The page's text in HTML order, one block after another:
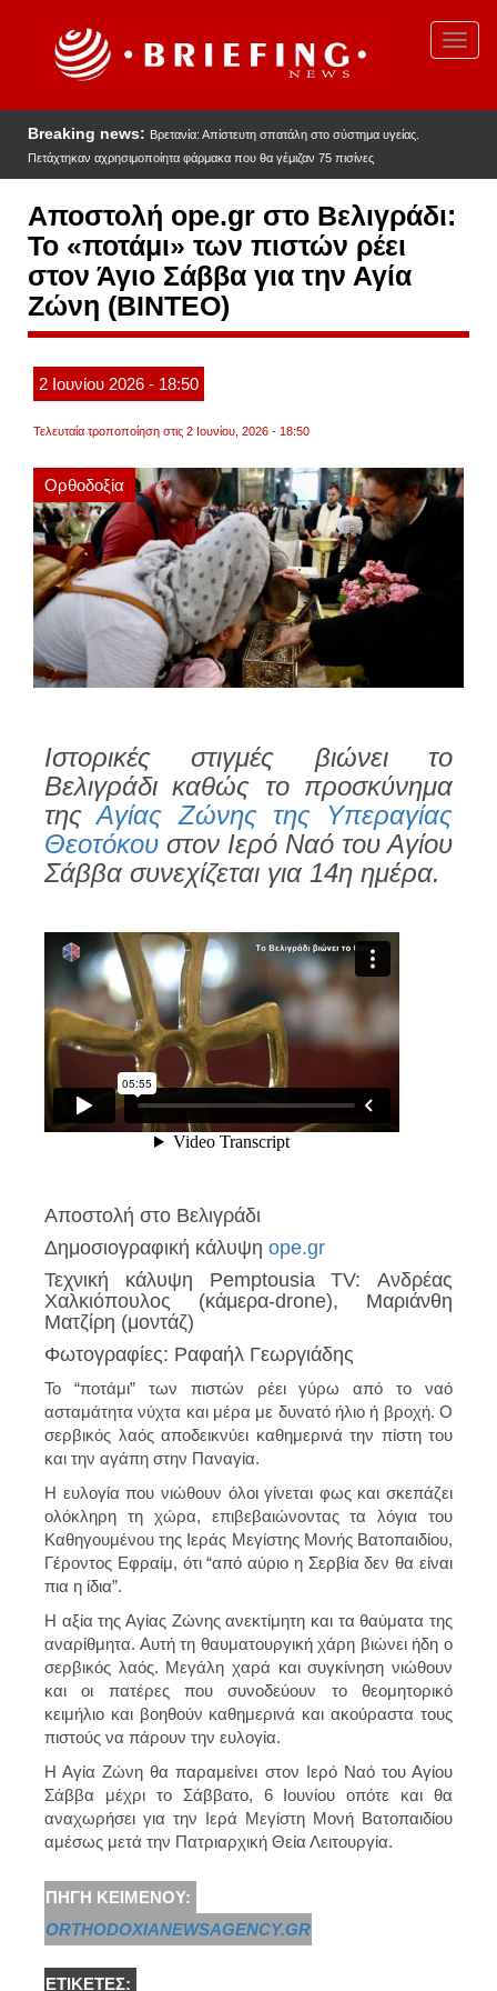
Breaking news: Βρετανία: Απίστευτη σπατάλη στο σύστημα υγείας.
Πετάχτηκαν αχρησιμοποίητα φάρμακα που θα γέμιζαν 75 πισίνες
Αποστολή ope.gr στο Βελιγράδι:
Το «ποτάμι» των πιστών ρέει
στον Άγιο Σάββα για την Αγία
Ζώνη (ΒΙΝΤΕΟ)
2 Ιουνίου 2026 - 18:50
Τελευταία τροποποίηση στις 2 Ιουνίου, 2026 - 18:50
Ορθοδοξία
Iστορικές στιγμές βιώνει το
Βελιγράδι καθώς το προσκύνημα
τηςΑγίας Ζώνης της Υπεραγίας
Θεοτόκου στον Ιερό Ναό του Αγίου
Σάββα συνεχίζεται για 14η ημέρα.
Αποστολή στο Βελιγράδι
Δημοσιογραφική κάλυψη ope.gr
Τεχνική κάλυψη Pemptousia TV: Ανδρέας
Χαλκιόπουλος (κάμερα-drone), Μαριάνθη
Ματζίρη (μοντάζ)
Φωτογραφίες: Ραφαήλ Γεωργιάδης
Το “ποτάμι” των πιστών ρέει γύρω από το ναό
ασταμάτητα νύχτα και μέρα με δυνατό ήλιο ή βροχή. Ο
σερβικός λαός αποδεικνύει καθημερινά την πίστη του
και την αγάπη στην Παναγία.
Η ευλογία που νιώθουν όλοι γίνεται φως και σκεπάζει
ολόκληρη τη χώρα, επιβεβαιώνοντας τα λόγια του
Καθηγουμένου της Ιεράς Μεγίστης Μονής Βατοπαιδίου,
Γέροντος Εφραίμ, ότι “από αύριο η Σερβία δεν θα είναι
πια η ίδια”.
Η αξία της Αγίας Ζώνης ανεκτίμητη και τα θαύματα της
αναρίθμητα. Αυτή τη θαυματουργική χάρη βιώνει ήδη ο
σερβικός λαός. Μεγάλη χαρά και συγκίνηση νιώθουν
και οι πατέρες που συνοδεύουν το θεομητορικό
κειμήλιο και βοηθούν καθημερινά και ακούραστα τους
πιστούς να πάρουν την ευλογία.
Η Αγία Ζώνη θα παραμείνει στον Ιερό Ναό του Αγίου
Σάββα μέχρι το Σάββατο, 6 Ιουνίου οπότε και θα
αναχωρήσει για την Ιερά Μεγίστη Μονή Βατοπαιδίου
αμέσως μετά την Πατριαρχική Θεία Λειτουργία.
ΠΗΓΉ ΚΕΙΜΈΝΟΥ:
ORTHODOXIANEWSAGENCY.GR
ΕΤΙΚΈΤΕΣ: